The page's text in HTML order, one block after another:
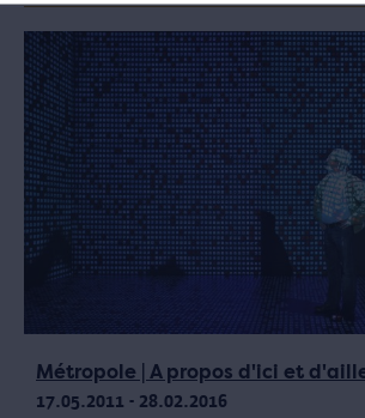
Métropole | A propos d'ici et
17.05.2011 - 28.02.2016